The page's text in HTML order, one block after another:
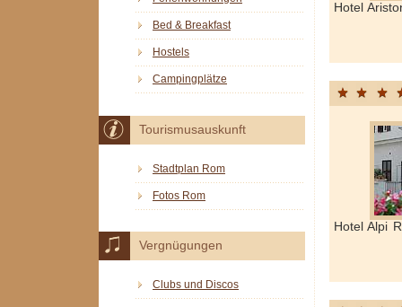
Hotel
Hotel Alpi
Bed & Breakfast
Hostels
Campingplätze
Tourismusauskunft
Stadtplan Rom
Fotos Rom
Vergnügungen
Clubs und Discos